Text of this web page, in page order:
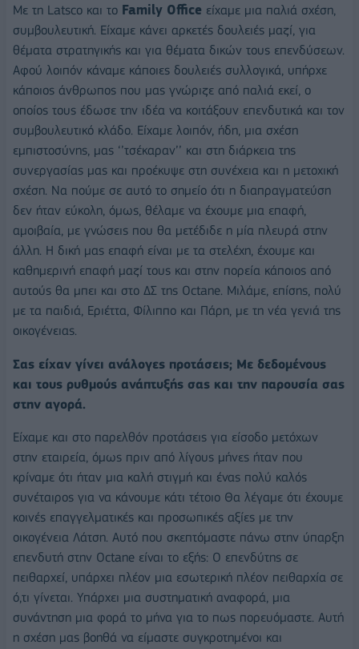
Με τη Latsco και το Family Office είχαμε μια παλιά σχέση,
συμβουλευτική. Είχαμε κάνει αρκετές δουλειές μαζί, για
θέματα στρατηγικής και για θέματα δικών τους επενδύσεων.
Αφού λοιπόν κάναμε κάποιες δουλειές συλλογικά, υπήρχε
κάποιος άνθρωπος που μας γνώριζε από παλιά εκεί, ο
οποίος τους έδωσε την ιδέα να κοιτάξουν επενδυτικά και τον
συμβουλευτικό κλάδο. Είχαμε λοιπόν, ήδη, μια σχέση
εμπιστοσύνης, μας ‘’τσέκαραν’’ και στη διάρκεια της
συνεργασίας μας και προέκυψε στη συνέχεια και η μετοχική
σχέση. Να πούμε σε αυτό το σημείο ότι η διαπραγματεύση
δεν ήταν εύκολη, όμως, θέλαμε να έχουμε μια επαφή,
αμοιβαία, με γνώσεις που θα μετέδιδε η μία πλευρά στην
άλλη. Η δική μας επαφή είναι με τα στελέχη, έχουμε και
καθημερινή επαφή μαζί τους και στην πορεία κάποιος από
αυτούς θα μπει και στο ΔΣ της Octane. Μιλάμε, επίσης, πολύ
με τα παιδιά, Εριέττα, Φίλιππο και Πάρη, με τη νέα γενιά της
οικογένειας.
Σας είχαν γίνει ανάλογες προτάσεις; Με δεδομένους
και τους ρυθμούς ανάπτυξής σας και την παρουσία σας
στην αγορά.
Eίχαμε και στο παρελθόν προτάσεις για είσοδο μετόχων
στην εταιρεία, όμως πριν από λίγους μήνες ήταν που
κρίναμε ότι ήταν μια καλή στιγμή και ένας πολύ καλός
συνέταιρος για να κάνουμε κάτι τέτοιο Θα λέγαμε ότι έχουμε
κοινές επαγγελματικές και προσωπικές αξίες με την
οικογένεια Λάτση. Αυτό που σκεπτόμαστε πάνω στην ύπαρξη
επενδυτή στην Octane είναι το εξής: Ο επενδύτης σε
πειθαρχεί, υπάρχει πλέον μια εσωτερική πλέον πειθαρχία σε
ό,τι γίνεται. Υπάρχει μια συστηματική αναφορά, μια
συνάντηση μια φορά το μήνα για το πως πορευόμαστε. Αυτή
η σχέση μας βοηθά να είμαστε συγκροτημένοι και